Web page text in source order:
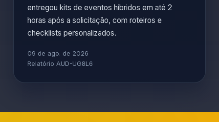
entregou kits de eventos híbridos em até 2
horas após a solicitação, com roteiros e
checklists personalizados.
09 de ago. de 2026
Relatório AUD-UG8L6